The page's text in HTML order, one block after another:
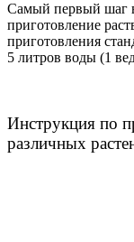
Самый первый шаг
приготовление
приготовления
5 литров воды (1
Инструкция по
различных